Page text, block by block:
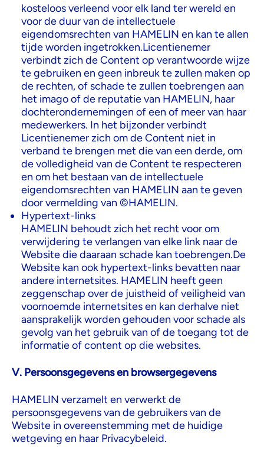
kosteloos verleend voor elk land ter wereld en
voor de duur van de intellectuele
eigendomsrechten van HAMELIN en kan te allen
tijde worden ingetrokken.Licentienemer
verbindt zich de Content op verantwoorde wijze
te gebruiken en geen inbreuk te zullen maken op
de rechten, of schade te zullen toebrengen aan
het imago of de reputatie van HAMELIN, haar
dochterondernemingen of een of meer van haar
medewerkers. In het bijzonder verbindt
Licentienemer zich om de Content niet in
verband te brengen met die van een derde, om
de volledigheid van de Content te respecteren
en om het bestaan van de intellectuele
eigendomsrechten van HAMELIN aan te geven
door vermelding van ©HAMELIN.
Hypertext-links
HAMELIN behoudt zich het recht voor om
verwijdering te verlangen van elke link naar de
Website die daaraan schade kan toebrengen.De
Website kan ook hypertext-links bevatten naar
andere internetsites. HAMELIN heeft geen
zeggenschap over de juistheid of veiligheid van
voornoemde internetsites en kan derhalve niet
aansprakelijk worden gehouden voor schade als
gevolg van het gebruik van of de toegang tot de
informatie of content op die websites.
V. Persoonsgegevens en browsergegevens
HAMELIN verzamelt en verwerkt de
persoonsgegevens van de gebruikers van de
Website in overeenstemming met de huidige
wetgeving en haar Privacybeleid.